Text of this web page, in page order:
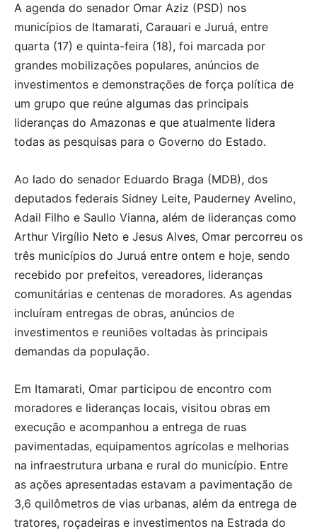
A agenda do senador Omar Aziz (PSD) nos
municípios de Itamarati, Carauari e Juruá, entre
quarta (17) e quinta-feira (18), foi marcada por
grandes mobilizações populares, anúncios de
investimentos e demonstrações de força política de
um grupo que reúne algumas das principais
lideranças do Amazonas e que atualmente lidera
todas as pesquisas para o Governo do Estado.
Ao lado do senador Eduardo Braga (MDB), dos
deputados federais Sidney Leite, Pauderney Avelino,
Adail Filho e Saullo Vianna, além de lideranças como
Arthur Virgílio Neto e Jesus Alves, Omar percorreu os
três municípios do Juruá entre ontem e hoje, sendo
recebido por prefeitos, vereadores, lideranças
comunitárias e centenas de moradores. As agendas
incluíram entregas de obras, anúncios de
investimentos e reuniões voltadas às principais
demandas da população.
Em Itamarati, Omar participou de encontro com
moradores e lideranças locais, visitou obras em
execução e acompanhou a entrega de ruas
pavimentadas, equipamentos agrícolas e melhorias
na infraestrutura urbana e rural do município. Entre
as ações apresentadas estavam a pavimentação de
3,6 quilômetros de vias urbanas, além da entrega de
tratores, roçadeiras e investimentos na Estrada do